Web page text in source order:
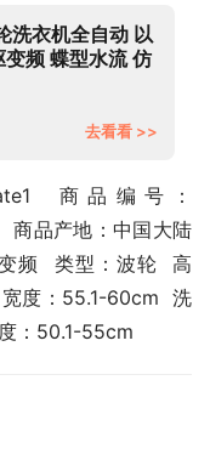
洗衣机全自动 以
变频 蝶型水流 仿
去看看 >>
商品编号：
品产地：中国大陆
频  类型：波轮  高
度：55.1-60cm  洗
：50.1-55cm